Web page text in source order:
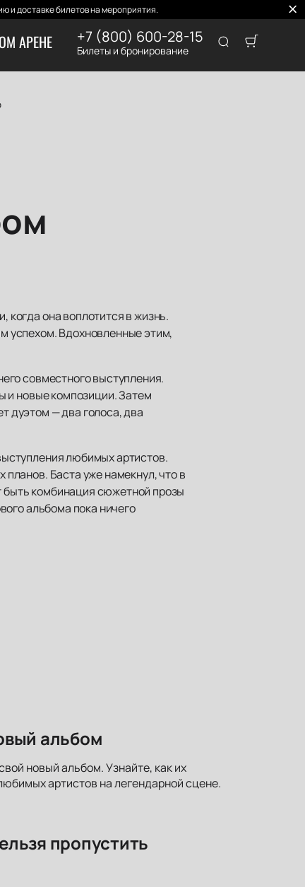
и доставке билетов на мероприятия.
АРЕНЕ +7 (800) 600-28-15
Билеты и бронирование
она воплотится в жизнь.
успехом. Вдохновленные этим,
совместного выступления.
и новые композиции. Затем
дуэтом — два голоса, два
любимых артистов.
Баста уже намекнул, что в
быть комбинация сюжетной прозы
альбома пока ничего
альбом
новый альбом. Узнайте, как их
артистов на легендарной сцене.
пропустить